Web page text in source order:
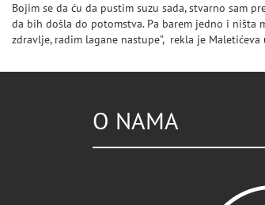
Bojim se da ću da pustim suzu sada, stvarno sam
da bih došla do potomstva. Pa barem jedno i ništa
zdravlje, radim lagane nastupe”, rekla je Maletićeva
O NAMA